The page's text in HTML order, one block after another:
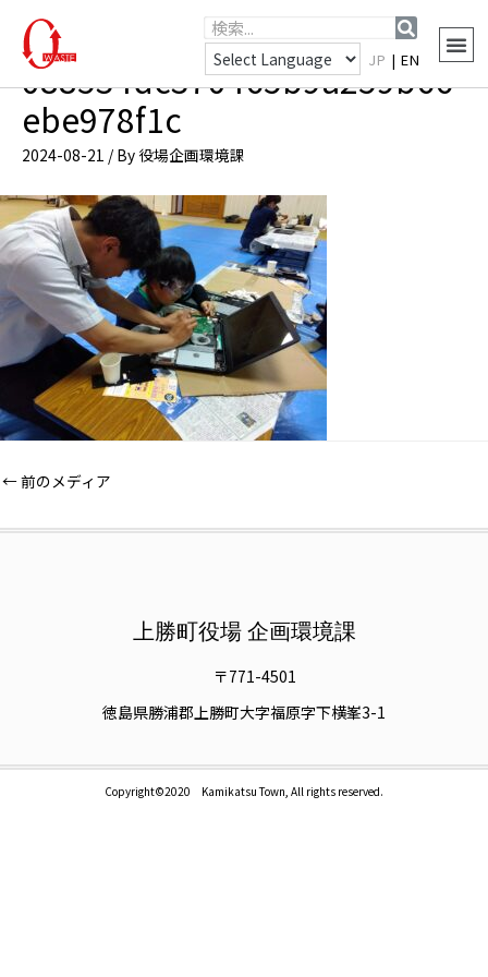
JP |EN
088534dc370465b9a259b66
ebe978f1c
2024-08-21 / By 役場企画環境課
←前のメディア
上勝町役場 企画環境課
〒771-4501
徳島県勝浦郡上勝町大字福原字下横峯3-1
Copyright©2020 Kamikatsu Town, All rights reserved.